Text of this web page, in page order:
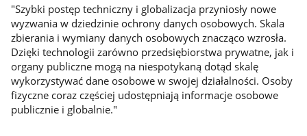
"Szybki postęp techniczny i globalizacja przyniosły nowe
wyzwania w dziedzinie ochrony danych osobowych. Skala
zbierania i wymiany danych osobowych znacząco wzrosła.
Dzięki technologii zarówno przedsiębiorstwa prywatne, jak i
organy publiczne mogą na niespotykaną dotąd skalę
wykorzystywać dane osobowe w swojej działalności. Osoby
fizyczne coraz częściej udostępniają informacje osobowe
publicznie i globalnie."